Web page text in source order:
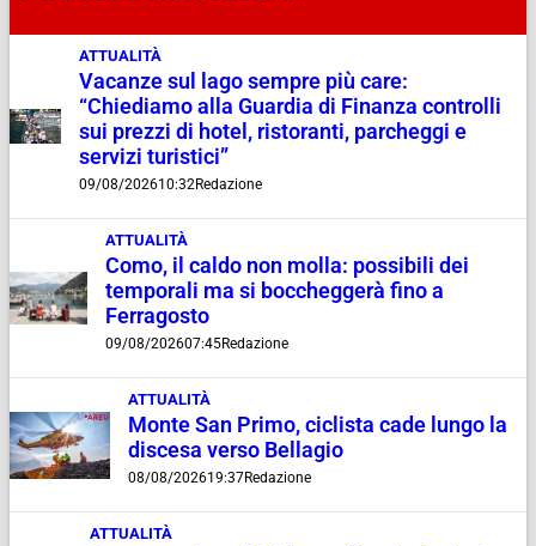
ATTUALITÀ
Vacanze sul lago sempre più care:
“Chiediamo alla Guardia di Finanza controlli
sui prezzi di hotel, ristoranti, parcheggi e
servizi turistici”
09/08/202610:32Redazione
ATTUALITÀ
Como, il caldo non molla: possibili dei
temporali ma si boccheggerà fino a
Ferragosto
09/08/202607:45Redazione
ATTUALITÀ
Monte San Primo, ciclista cade lungo la
discesa verso Bellagio
08/08/202619:37Redazione
ATTUALITÀ